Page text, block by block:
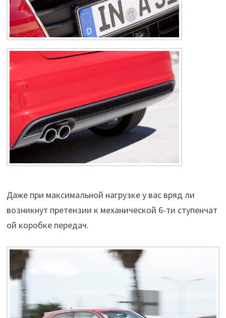
Даже при максимальной нагрузке у вас вряд ли
возникнут претензии к механической 6-ти ступенчат
ой коробке передач.